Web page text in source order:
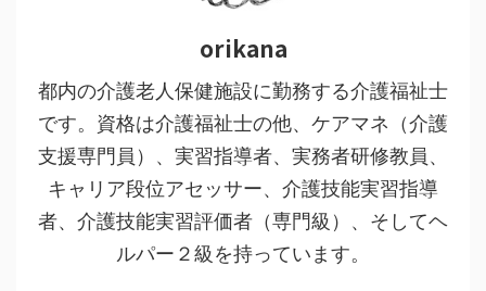
orikana
都内の介護老人保健施設に勤務する介護福祉士
です。資格は介護福祉士の他、ケアマネ（介護
支援専門員）、実習指導者、実務者研修教員、
キャリア段位アセッサー、介護技能実習指導
者、介護技能実習評価者（専門級）、そしてヘ
ルパー２級を持っています。